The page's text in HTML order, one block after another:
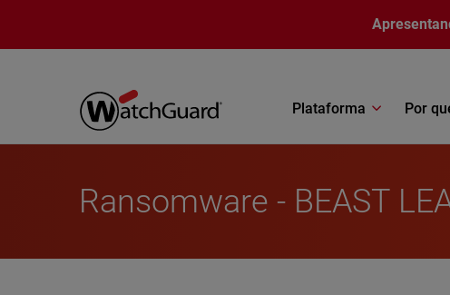
Plataforma Por
Ransomware - BEAST